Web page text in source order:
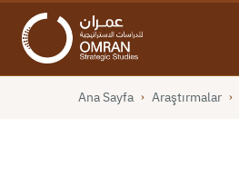
Ana Sayfa › Araştırmalar ›